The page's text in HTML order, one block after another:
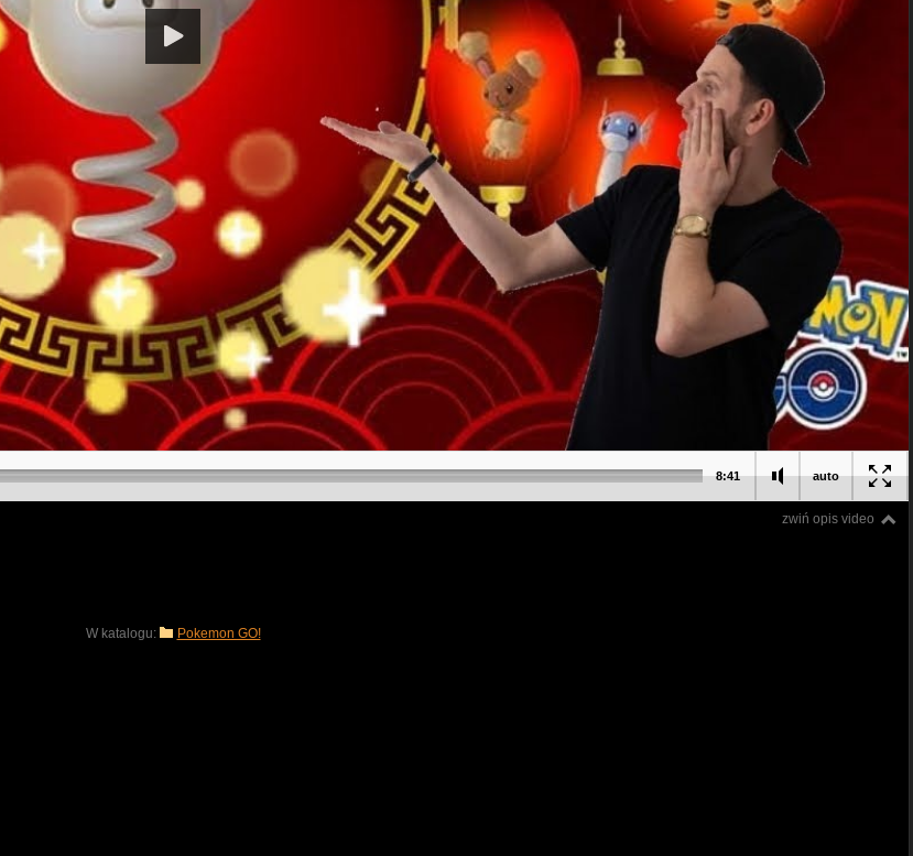
auto
8:41
zwiń opis video
W katalogu: Pokemon GO!